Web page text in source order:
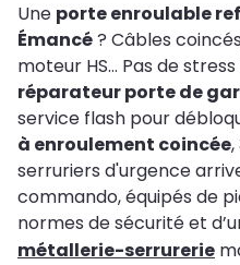
Une porte enroulable
Émancé? Câbles
moteur HS… Pas de
réparateur porte de
service flash pour
à enroulement coincée
serruriers d'urgence
commando, équipés de
normes de sécurité et
métallerie-serrurerie